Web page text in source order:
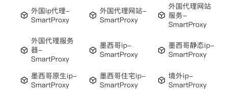
外国ip代理-
SmartProxy
外国代理网站-
SmartProxy
外国代理网站
服务-
SmartProxy
外国代理服务
器-
SmartProxy
墨西哥ip-
SmartProxy
墨西哥静态ip-
SmartProxy
墨西哥原生ip-
SmartProxy
墨西哥住宅ip-
SmartProxy
境外ip-
SmartProxy